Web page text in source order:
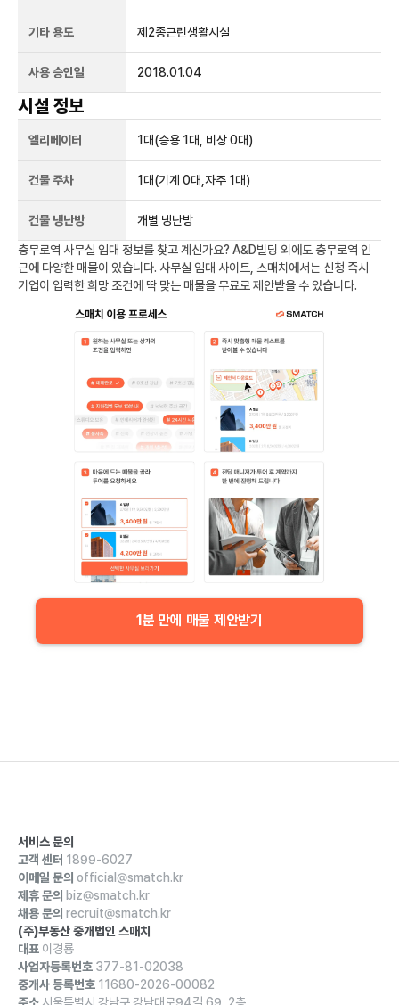
기타 용도 제2종근린생활시설
사용 승인일 2018.01.04
시설 정보
엘리베이터 1 대(승용 1대, 비상 0대)
건물 주차 1 대(기계 0대,자주 1대)
건물 냉난방 개별 냉난방
충무로역 사무실 임대 정보를 찾고 계신가요? A&D빌딩 외에도 충무로역 인
근에 다양한 매물이 있습니다. 사무실 임대 사이트, 스매치에서는 신청 즉시
기업이 입력한 희망 조건에 딱 맞는 매물을 무료로 제안받을 수 있습니다.
1분 만에 매물 제안받기
서비스 문의
고객 센터 1899-6027
이메일 문의 official@smatch.kr
제휴 문의 biz@smatch.kr
채용 문의 recruit@smatch.kr
(주)부동산 중개법인 스매치
대표 이경룡
사업자등록번호 377-81-02038
중개사 등록번호 11680-2026-00082
주소 서울특별시 강남구 강남대로94길 69, 2층